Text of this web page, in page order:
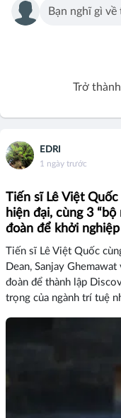
Trở
EDRI
1 ngày trước
Tiến sĩ Lê Việt
hiện đại, cùng 3
đoàn để khởi nghiệp
Tiến sĩ Lê Việt Quốc
Dean, Sanjay
đoàn để thành lập
trọng của ngành trí tuệ